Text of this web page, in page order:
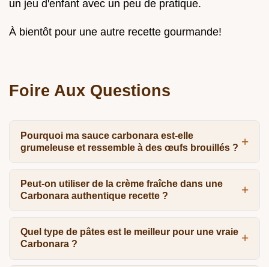
un jeu d'enfant avec un peu de pratique.
À bientôt pour une autre recette gourmande!
Foire Aux Questions
Pourquoi ma sauce carbonara est-elle
grumeleuse et ressemble à des œufs brouillés ?
Peut-on utiliser de la crème fraîche dans une
Carbonara authentique recette ?
Quel type de pâtes est le meilleur pour une vraie
Carbonara ?